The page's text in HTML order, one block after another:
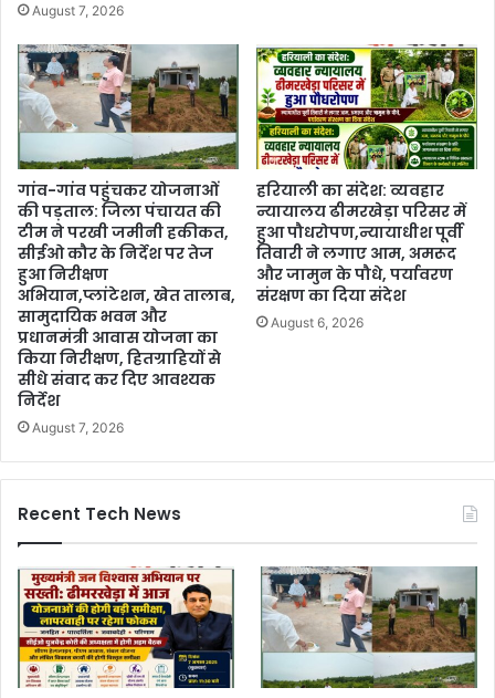
August 7, 2026
गांव-गांव पहुंचकर योजनाओं
की पड़ताल: जिला पंचायत की
टीम ने परखी जमीनी हकीकत,
सीईओ कौर के निर्देश पर तेज
हुआ निरीक्षण
अभियान,प्लांटेशन, खेत तालाब,
सामुदायिक भवन और
प्रधानमंत्री आवास योजना का
किया निरीक्षण, हितग्राहियों से
सीधे संवाद कर दिए आवश्यक
निर्देश
August 7, 2026
हरियाली का संदेश: व्यवहार
न्यायालय ढीमरखेड़ा परिसर में
हुआ पौधरोपण,न्यायाधीश पूर्वी
तिवारी ने लगाए आम, अमरूद
और जामुन के पौधे, पर्यावरण
संरक्षण का दिया संदेश
August 6, 2026
Recent Tech News